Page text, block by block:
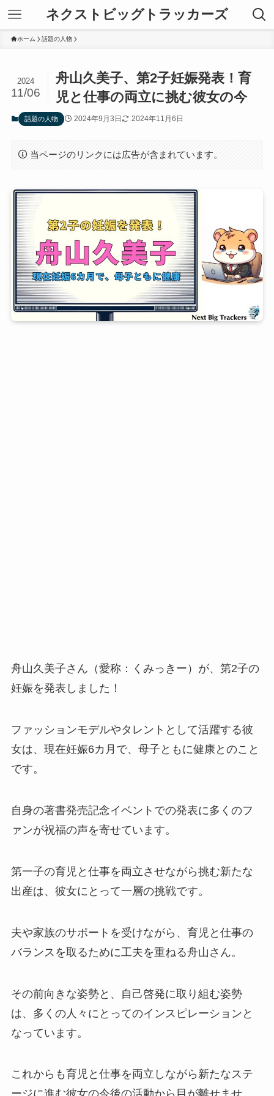
ネクストビッグトラッカーズ
ホーム 話題の人物
舟山久美子、第2子妊娠発表！育
児と仕事の両立に挑む彼女の今
2024
11/06
話題の人物 2024年9月3日 2024年11月6日
当ページのリンクには広告が含まれています。
舟山久美子さん（愛称：くみっきー）が、第2子の
妊娠を発表しました！
ファッションモデルやタレントとして活躍する彼
女は、現在妊娠6カ月で、母子ともに健康とのこと
です。
自身の著書発売記念イベントでの発表に多くのフ
ァンが祝福の声を寄せています。
第一子の育児と仕事を両立させながら挑む新たな
出産は、彼女にとって一層の挑戦です。
夫や家族のサポートを受けながら、育児と仕事の
バランスを取るために工夫を重ねる舟山さん。
その前向きな姿勢と、自己啓発に取り組む姿勢
は、多くの人々にとってのインスピレーションと
なっています。
これからも育児と仕事を両立しながら新たなステ